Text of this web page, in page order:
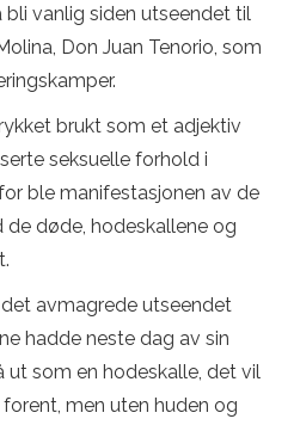
vanlig siden utseendet til
Don Juan Tenorio, som
brukt som et adjektiv
seksuelle forhold i
ble manifestasjonen av de
døde, hodeskallene og
avmagrede utseendet
hadde neste dag av sin
ut som en hodeskalle, det vil
men uten huden og